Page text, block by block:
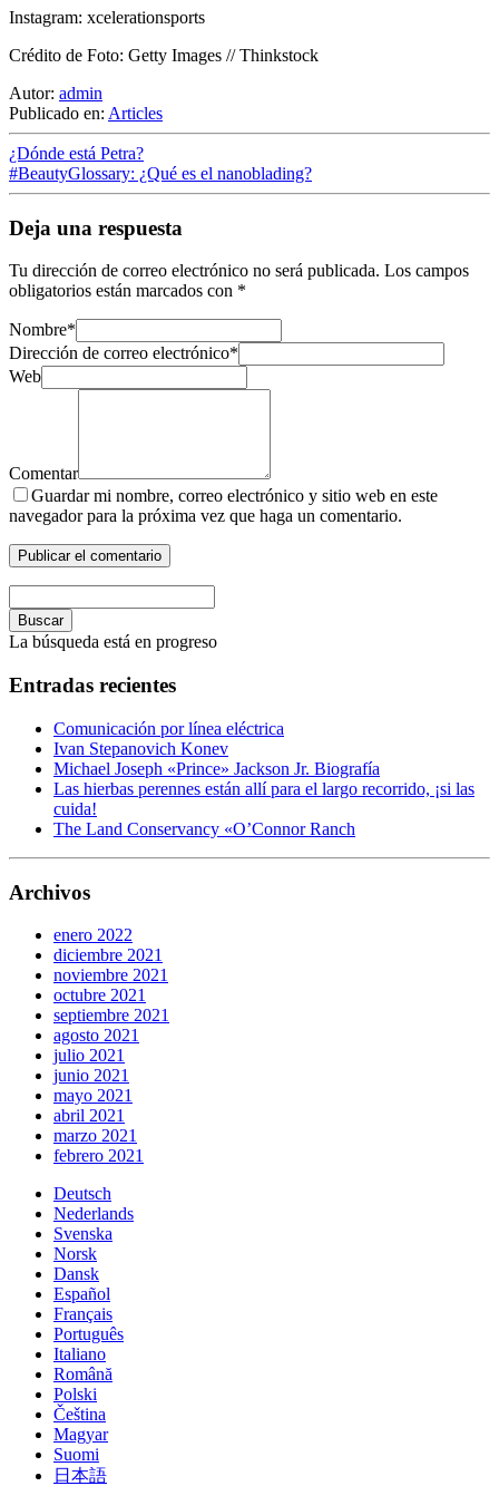
Instagram: xcelerationsports
Crédito de Foto: Getty Images // Thinkstock
Autor: admin
Publicado en: Articles
¿Dónde está Petra?
#BeautyGlossary: ¿Qué es el nanoblading?
Deja una respuesta
Tu dirección de correo electrónico no será publicada. Los campos
obligatorios están marcados con *
Nombre*
Dirección de correo electrónico*
Web
Comentar
Guardar mi nombre, correo electrónico y sitio web en este
navegador para la próxima vez que haga un comentario.
Buscar
La búsqueda está en progreso
Entradas recientes
Comunicación por línea eléctrica
Ivan Stepanovich Konev
Michael Joseph «Prince» Jackson Jr. Biografía
Las hierbas perennes están allí para el largo recorrido, ¡si las
cuida!
The Land Conservancy «O’Connor Ranch
Archivos
enero 2022
diciembre 2021
noviembre 2021
octubre 2021
septiembre 2021
agosto 2021
julio 2021
junio 2021
mayo 2021
abril 2021
marzo 2021
febrero 2021
Deutsch
Nederlands
Svenska
Norsk
Dansk
Español
Français
Português
Italiano
Română
Polski
Čeština
Magyar
Suomi
日本語